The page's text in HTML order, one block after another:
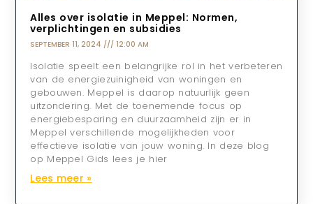
Alles over isolatie in Meppel: Normen,
verplichtingen en subsidies
SEPTEMBER 11, 2024 12:00 AM
Isolatie speelt een belangrijke rol in het verbeteren
van de energiezuinigheid van woningen en
gebouwen. Meppel is daarop natuurlijk geen
uitzondering. Met de toenemende focus op
energiebesparing en duurzaamheid zijn er in
Meppel verschillende mogelijkheden voor
effectieve isolatie van jouw woning. In deze blog
op Meppel Gids lees je hier
Lees meer »